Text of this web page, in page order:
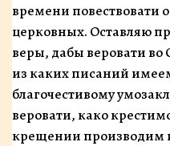
времени повествовати
церковных. Оставляю
веры, дабы веровати во
из каких писаний
благочестивому
веровати, како
крещении производим